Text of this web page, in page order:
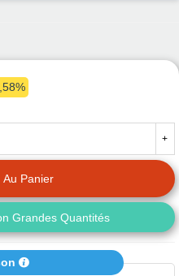
+
Au Panier
Grandes Quantités